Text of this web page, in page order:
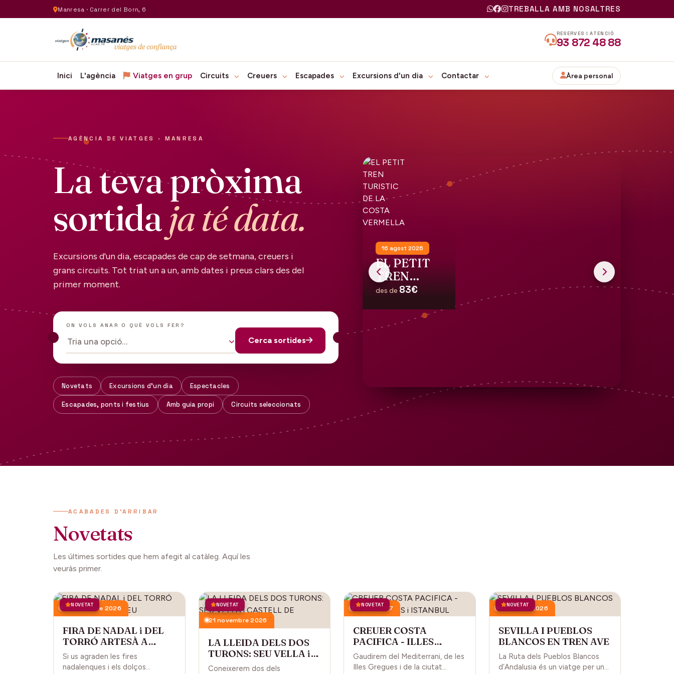
Manresa · Carrer del Born, 6 TREBALLA AMB NOSALTRES
RESERVES I ATENCIÓ
93 872 48 88
Inici L'agència Viatges en grup Circuits Creuers Escapades Excursions d'un dia Contactar Àrea personal
AGÈNCIA DE VIATGES · MANRESA
La teva pròxima
sortidaja té data.
Excursions d'un dia, escapades de cap de setmana, creuers i
grans circuits. Tot triat un a un, amb dates i preus clars des del
primer moment.
ON VOLS ANAR O QUÈ VOLS FER?
Tria una opció… Cerca sortides
Novetats Excursions d'un dia Espectacles
Escapades, ponts i festius Amb guia propi Circuits seleccionats
16 agost 2026
EL PETIT
TREN
TURISTIC
COSTA
VERMELLA
des de 83€
ACABADES D'ARRIBAR
Novetats
Les últimes sortides que hem afegit al catàleg. Aquí les
veuràs primer.
NOVETAT
13 desembre 2026
FIRA DE NADAL i DEL
TORRÓ ARTESÀ A
CARDEDEU
Si us agraden les fires
nadalenques i els dolços
NOVETAT
21 novembre 2026
LA LLEIDA DELS DOS
TURONS: SEU VELLA i
CASTELL DE GARDENY
Coneixerem dos dels
NOVETAT
18 juny 2027
CREUER COSTA
PACIFICA - ILLES
GREGUES i ISTANBUL
Gaudirem del Mediterrani, de les
Illes Gregues i de la ciutat
NOVETAT
3 octubre 2026
SEVILLA I PUEBLOS
BLANCOS EN TREN AVE
La Ruta dels Pueblos Blancos
d’Andalusia és un viatge per una